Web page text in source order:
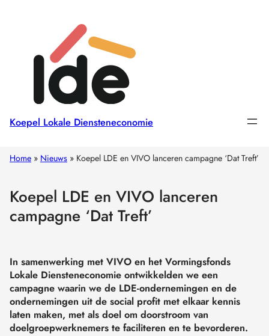
Koepel Lokale Diensteneconomie
Home » Nieuws » Koepel LDE en VIVO lanceren campagne ‘Dat Treft’
Koepel LDE en VIVO lanceren
campagne ‘Dat Treft’
In samenwerking met VIVO en het Vormingsfonds
Lokale Diensteneconomie ontwikkelden we een
campagne waarin we de LDE-ondernemingen en de
ondernemingen uit de social profit met elkaar kennis
laten maken, met als doel om doorstroom van
doelgroepwerknemers te faciliteren en te bevorderen.